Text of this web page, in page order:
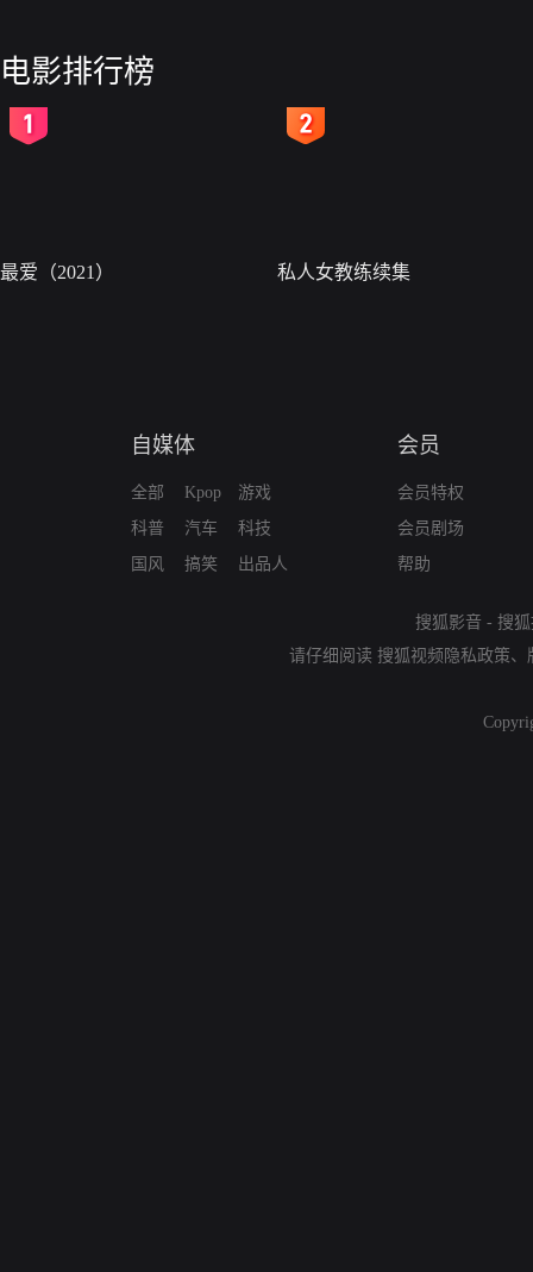
电影排行榜
最爱（2021） 私人女教练续集
自媒体
全部
科普
国风
Kpop
汽车
搞笑
游戏
科技
出品人
会员
会员特权
会员剧场
帮助
搜狐影音 - 搜
请仔细阅读 搜狐视频隐私政策、